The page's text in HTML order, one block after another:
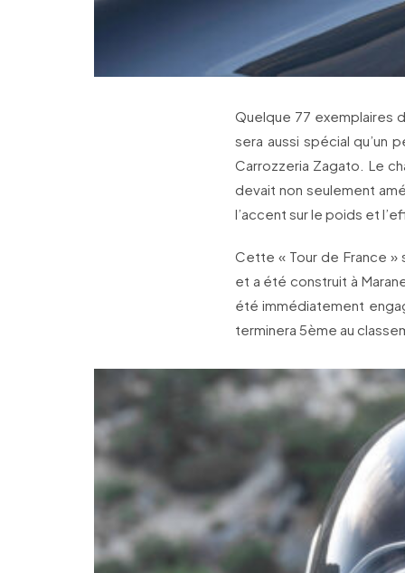
Quelque 77 exemplaires
sera aussi spécial qu’un
Carrozzeria Zagato. Le
devait non seulement
l’accent sur le poids et
Cette « Tour de France
et a été construit à
été immédiatement
terminera 5ème au